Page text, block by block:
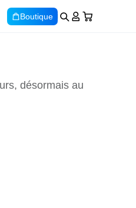
Boutique
désormais au